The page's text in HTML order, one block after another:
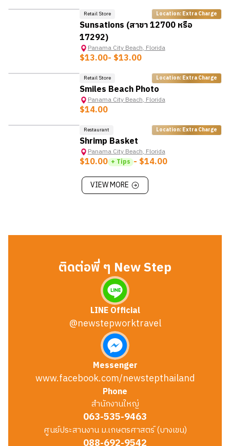
Retail Store Location: Extra Charge
Sunsations (สาขา 12700 หรือ
17292)
Panama City Beach,Florida
$13.00- $13.00
Retail Store Location: Extra Charge
Smiles Beach Photo
Panama City Beach,Florida
$14.00
Restaurant Location: Extra Charge
Shrimp Basket
Panama City Beach,Florida
$10.00 + Tips - $14.00
VIEW MORE
ติดต่อพี่ ๆ New Step
Messenger
www.facebook.com/newstepthailand
LINE Official
@newstepworktravel
Phone
สำนักงานใหญ่
063-535-9463
ศูนย์ประสานงาน ม.เกษตรศาสตร์ (บางเขน)